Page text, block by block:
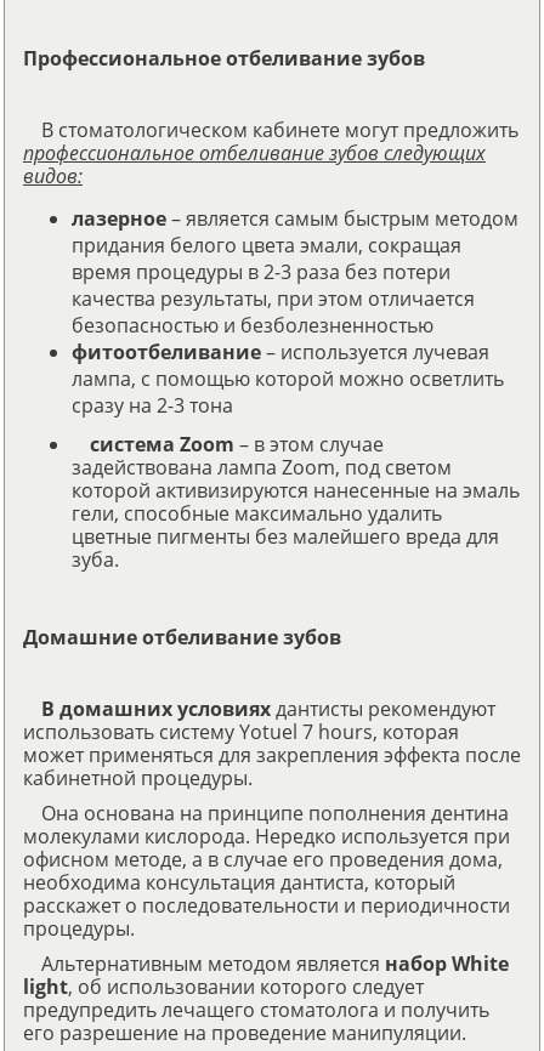
Профессиональное отбеливание зубов
В стоматологическом кабинете могут предложить
профессиональное отбеливание зубов следующих
видов:
лазерное– является самым быстрым методом
придания белого цвета эмали, сокращая
время процедуры в 2-3 раза без потери
качества результаты, при этом отличается
безопасностью и безболезненностью
фитоотбеливание– используется лучевая
лампа, с помощью которой можно осветлить
сразу на 2-3 тона
система Zoom – в этом случае
задействована лампа Zoom, под светом
которой активизируются нанесенные на эмаль
гели, способные максимально удалить
цветные пигменты без малейшего вреда для
зуба.
Домашние отбеливание зубов
В домашних условияхдантисты рекомендуют
использовать систему Yotuel 7 hours, которая
может применяться для закрепления эффекта после
кабинетной процедуры.
Она основана на принципе пополнения дентина
молекулами кислорода. Нередко используется при
офисном методе, а в случае его проведения дома,
необходима консультация дантиста, который
расскажет о последовательности и периодичности
процедуры.
Альтернативным методом является набор White
light, об использовании которого следует
предупредить лечащего стоматолога и получить
его разрешение на проведение манипуляции.